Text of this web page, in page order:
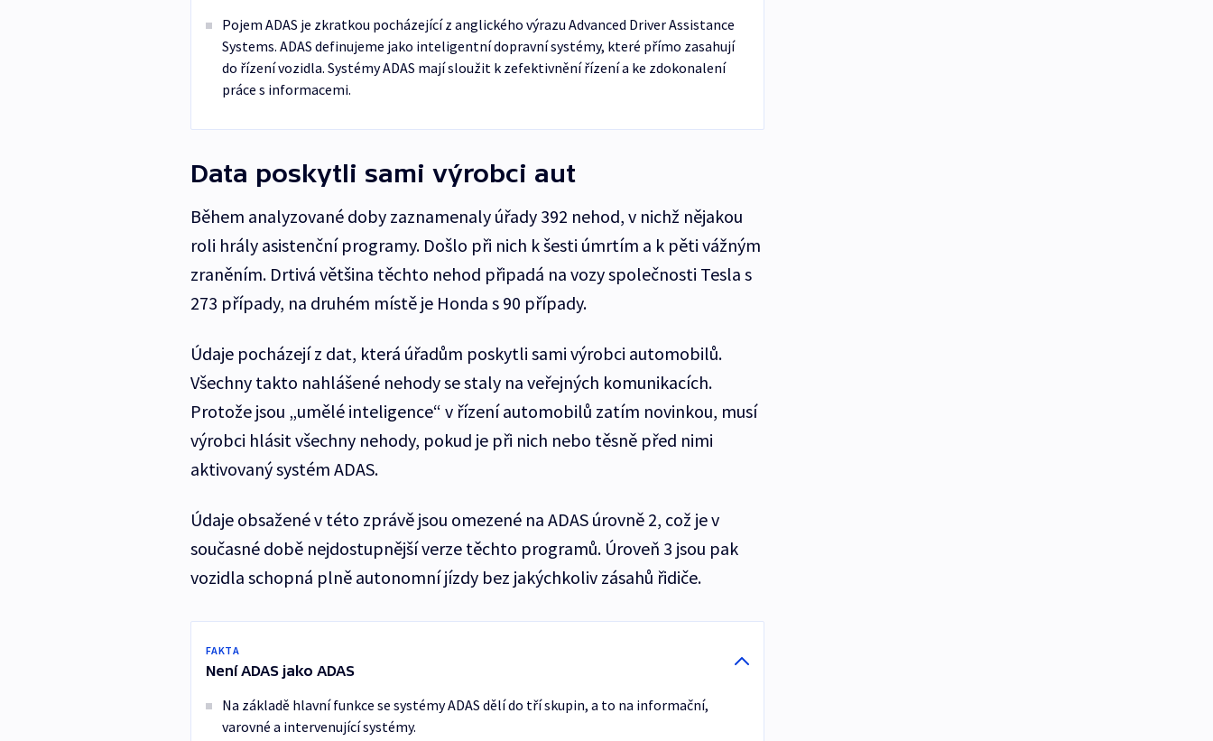
Pojem ADAS je zkratkou pocházející z anglického výrazu Advanced Driver Assistance
Systems. ADAS definujeme jako inteligentní dopravní systémy, které přímo zasahují
do řízení vozidla. Systémy ADAS mají sloužit k zefektivnění řízení a ke zdokonalení
práce s informacemi.
Data poskytli sami výrobci aut
Během analyzované doby zaznamenaly úřady 392 nehod, v nichž nějakou
roli hrály asistenční programy. Došlo při nich k šesti úmrtím a k pěti vážným
zraněním. Drtivá většina těchto nehod připadá na vozy společnosti Tesla s
273 případy, na druhém místě je Honda s 90 případy.
Údaje pocházejí z dat, která úřadům poskytli sami výrobci automobilů.
Všechny takto nahlášené nehody se staly na veřejných komunikacích.
Protože jsou „umělé inteligence“ v řízení automobilů zatím novinkou, musí
výrobci hlásit všechny nehody, pokud je při nich nebo těsně před nimi
aktivovaný systém ADAS.
Údaje obsažené v této zprávě jsou omezené na ADAS úrovně 2, což je v
současné době nejdostupnější verze těchto programů. Úroveň 3 jsou pak
vozidla schopná plně autonomní jízdy bez jakýchkoliv zásahů řidiče.
FAKTA
Není ADAS jako ADAS
Na základě hlavní funkce se systémy ADAS dělí do tří skupin, a to na informační,
varovné a intervenující systémy.